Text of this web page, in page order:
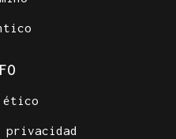
ético